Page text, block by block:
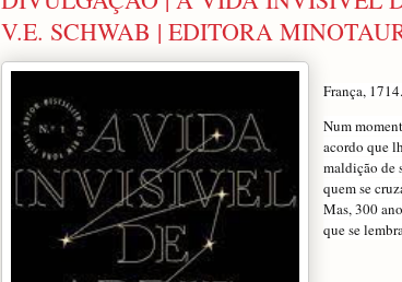
V.E. SCHWAB | EDITORA
França, 1714.
Num
acordo que
maldição de
quem se
Mas, 300
que se